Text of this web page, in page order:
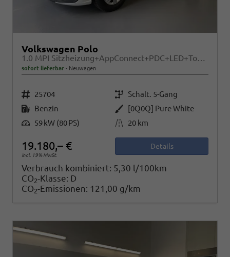
Volkswagen Polo
1.0 MPI Sitzheizung+AppConnect+PDC+LED+Touch+Lichtsensor+MultiLenkrad
sofort lieferbar Neuwagen
Fahrzeugnr. 25704 Getriebe Schalt. 5-Gang
Kraftstoff Benzin Außenfarbe
[0Q0Q] Pure White
Leistung 59 kW (80 PS) Kilometerstand 20 km
19.180,– €
incl. 19% MwSt.
Details
Verbrauch kombiniert: 5,30 l/100km
CO2-Klasse: D
CO2-Emissionen: 121,00 g/km